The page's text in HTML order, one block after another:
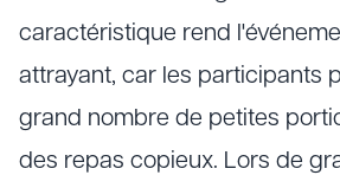
caractéristique rend
attrayant, car les participants
grand nombre de petites
des repas copieux. Lors de